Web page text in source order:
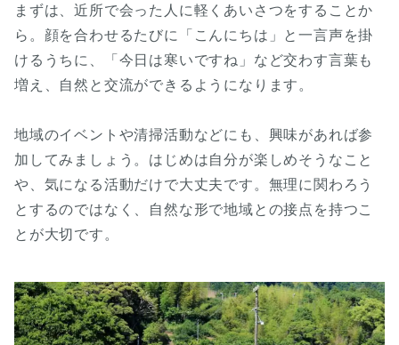
まずは、近所で会った人に軽くあいさつをすることか
ら。顔を合わせるたびに「こんにちは」と一言声を掛
けるうちに、「今日は寒いですね」など交わす言葉も
増え、自然と交流ができるようになります。
地域のイベントや清掃活動などにも、興味があれば参
加してみましょう。はじめは自分が楽しめそうなこと
や、気になる活動だけで大丈夫です。無理に関わろう
とするのではなく、自然な形で地域との接点を持つこ
とが大切です。